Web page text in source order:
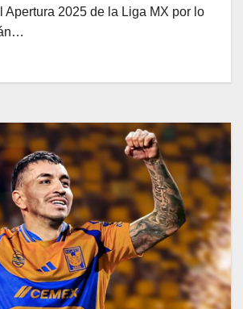
Apertura 2025 de la Liga MX por lo